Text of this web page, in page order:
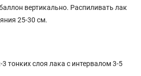
вертикально. Распиливать лак
25-30 см.
3 тонких слоя лака с интервалом 3-5